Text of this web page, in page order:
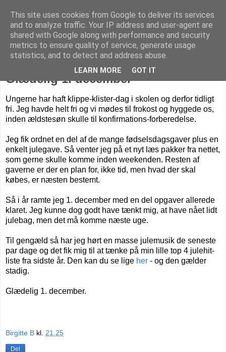
Livet på Vestegnen
Glædelig 1. december
Ungerne har haft klippe-klister-dag i skolen og derfor tidligt
fri. Jeg havde helt fri og vi mødes til frokost og hyggede os,
inden ældstesøn skulle til konfirmations-forberedelse.
Jeg fik ordnet en del af de mange fødselsdagsgaver plus en
enkelt julegave. Så venter jeg på et nyt læs pakker fra nettet,
som gerne skulle komme inden weekenden. Resten af
gaverne er der en plan for, ikke tid, men hvad der skal
købes, er næsten bestemt.
Så i år ramte jeg 1. december med en del opgaver allerede
klaret. Jeg kunne dog godt have tænkt mig, at have nået lidt
julebag, men det må komme næste uge.
Til gengæld så har jeg hørt en masse julemusik de seneste
par dage og det fik mig til at tænke på min lille top 4 julehit-
liste fra sidste år. Den kan du se lige her - og den gælder
stadig.
Glædelig 1. december.
Birgitte B kl. 21.25
Del
This site uses cookies from Google to deliver its services
and to analyze traffic. Your IP address and user-agent are
shared with Google along with performance and security
metrics to ensure quality of service, generate usage
statistics, and to detect and address abuse.
LEARN MORE GOT IT